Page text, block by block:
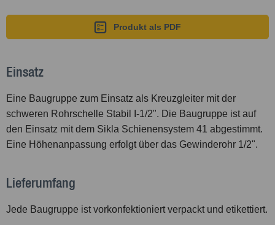
Produkt als PDF
Einsatz
Eine Baugruppe zum Einsatz als Kreuzgleiter mit der
schweren Rohrschelle Stabil I-1/2". Die Baugruppe ist auf
den Einsatz mit dem Sikla Schienensystem 41 abgestimmt.
Eine Höhenanpassung erfolgt über das Gewinderohr 1/2".
Lieferumfang
Jede Baugruppe ist vorkonfektioniert verpackt und etikettiert.